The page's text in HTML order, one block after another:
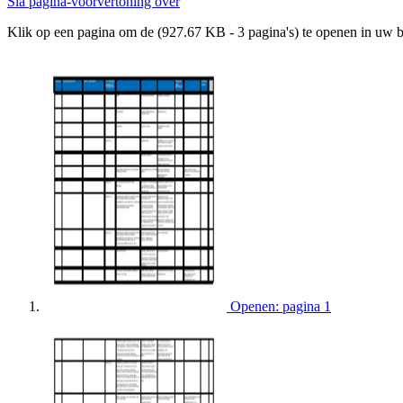
Klik op een pagina om de (927.67 KB - 3 pagina's) te openen in uw
Openen: pagina 1